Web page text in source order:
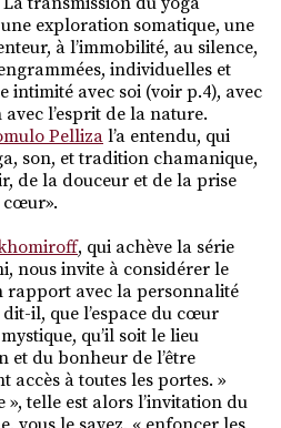
exploration somatique, une
à l’immobilité, au silence,
individuelles et
intimité avec soi (voir p.4), avec
l’esprit de la nature.
Pelliza l’a entendu, qui
son, et tradition chamanique,
de la douceur et de la prise
cœur».
, qui achève la série
nous invite à considérer le
avec la personnalité
il, que l’espace du cœur
qu’il soit le lieu
et du bonheur de l’être
à toutes les portes. »
telle est alors l’invitation du